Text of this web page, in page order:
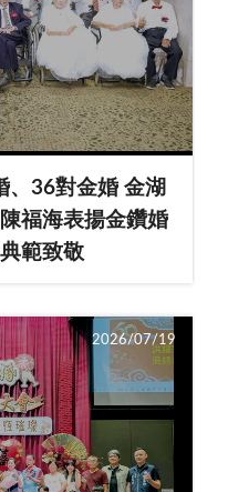
、36對金婚 金湖
福海表揚金鑽婚
範致敬
2026/07/19